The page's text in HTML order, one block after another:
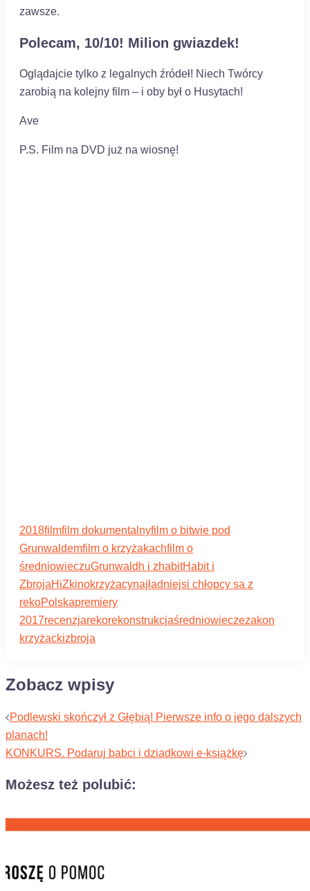
zawsze.
Polecam, 10/10! Milion gwiazdek!
Oglądajcie tylko z legalnych źródeł! Niech Twórcy
zarobią na kolejny film – i oby był o Husytach!
Ave
P.S. Film na DVD już na wiosnę!
2018filmfilm dokumentalnyfilm o bitwie pod
Grunwaldemfilm o krzyżakachfilm o
średniowieczuGrunwald h i zhabitHabit i
ZbrojaHiZkinokrzyżacynajładniejsi chłopcy sa z
rekoPolskapremiery
2017recenzjarekorekonstrukcjaśredniowieczezakon
krzyżackizbroja
Zobacz wpisy
Podlewski skończył z Głębią! Pierwsze info o jego dalszych
planach!
KONKURS. Podaruj babci i dziadkowi e-książkę
Możesz też polubić: